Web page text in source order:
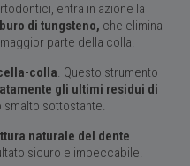
entra in azione la
di tungsteno, che elimina
parte della colla.
colla. Questo strumento
gli ultimi residui di
sottostante.
naturale del dente
sicuro e impeccabile.